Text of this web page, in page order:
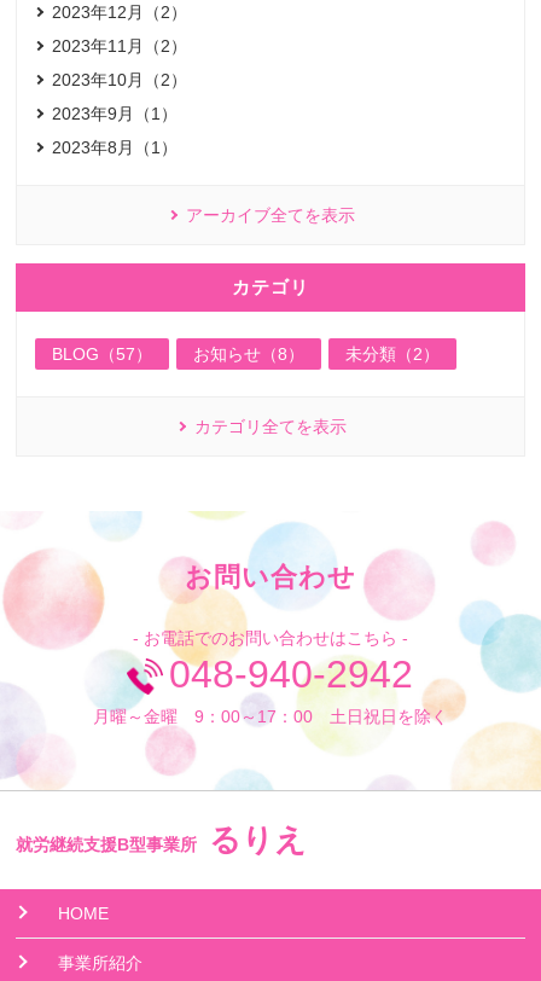
2023年12月（2）
2023年11月（2）
2023年10月（2）
2023年9月（1）
2023年8月（1）
アーカイブ全てを表示
カテゴリ
BLOG（57） お知らせ（8） 未分類（2）
カテゴリ全てを表示
お問い合わせ
- お電話でのお問い合わせはこちら -
048-940-2942
月曜～金曜 9：00～17：00 土日祝日を除く
就労継続支援B型事業所 るりえ
HOME
事業所紹介